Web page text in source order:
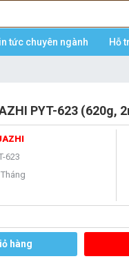
tức chuyên ngành Hỗ
PYT-623 (620g,
623
hàng